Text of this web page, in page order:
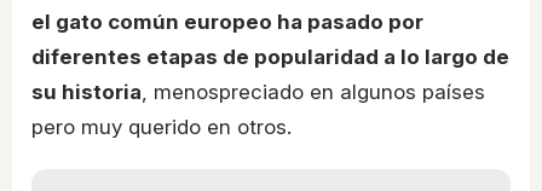
el gato común europeo ha pasado por
diferentes etapas de popularidad a lo largo de
su historia , menospreciado en algunos países
pero muy querido en otros.